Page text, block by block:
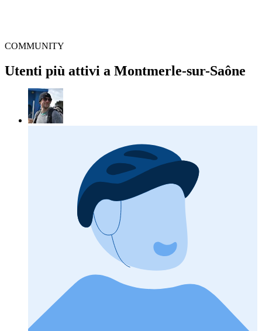
COMMUNITY
Utenti più attivi a Montmerle-sur-Saône